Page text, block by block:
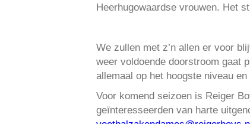
Heerhugowaardse vrouwen. Het
We zullen met z’n allen er voor
weer voldoende doorstroom gaat
allemaal op het hoogste niveau
Voor komend seizoen is Reiger
geïnteresseerden van harte